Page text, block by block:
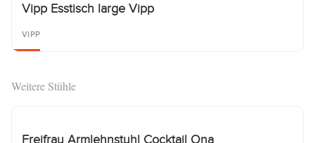
Vipp Esstisch large Vipp
VIPP
Weitere Stühle
Freifrau Armlehnstuhl Cocktail Ona